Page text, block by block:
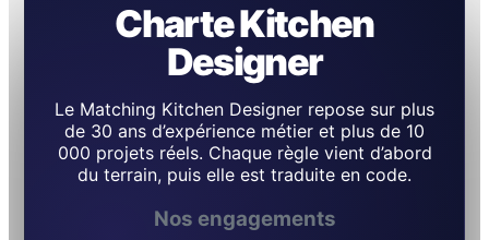
Charte Kitchen
Designer
Le Matching Kitchen Designer repose sur plus
de 30 ans d’expérience métier et plus de 10
000 projets réels. Chaque règle vient d’abord
du terrain, puis elle est traduite en code.
Nos engagements